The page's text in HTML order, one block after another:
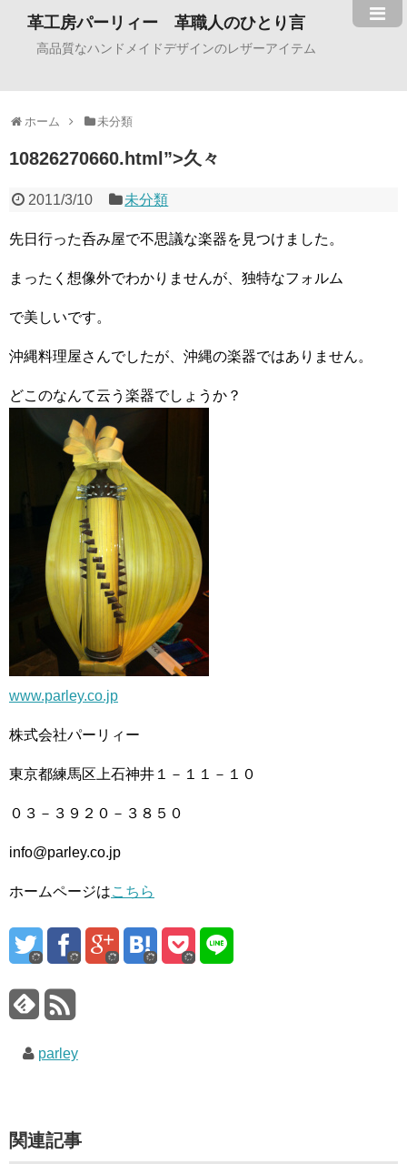
革工房パーリィー 革職人のひとり言
高品質なハンドメイドデザインのレザーアイテム
ホーム 未分類
10826270660.html”>久々
2011/3/10 未分類
先日行った呑み屋で不思議な楽器を見つけました。
まったく想像外でわかりませんが、独特なフォルム
で美しいです。
沖縄料理屋さんでしたが、沖縄の楽器ではありません。
どこのなんて云う楽器でしょうか？
www.parley.co.jp
株式会社パーリィー
東京都練馬区上石神井１－１１－１０
０３－３９２０－３８５０
info@parley.co.jp
ホームページはこちら
parley
関連記事